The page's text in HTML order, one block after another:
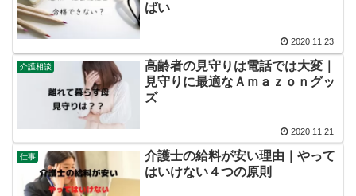
ばい
2020.11.23
介護相談
高齢者の見守りは電話では大変｜
見守りに最適なＡｍａｚｏｎグッ
ズ
2020.11.21
仕事
介護士の給料が安い理由｜やって
はいけない４つの原則